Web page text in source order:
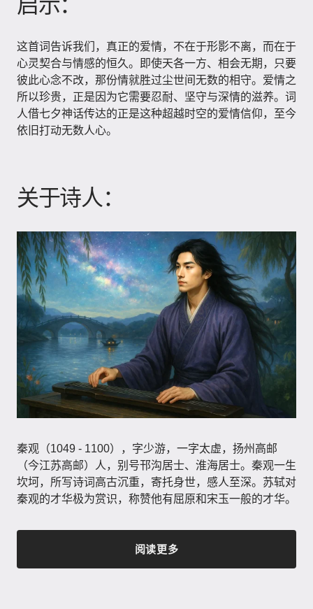
这首词告诉我们，真正的爱情，不在于形影不离，而在于
心灵契合与情感的恒久。即使天各一方、相会无期，只要
彼此心念不改，那份情就胜过尘世间无数的相守。爱情之
所以珍贵，正是因为它需要忍耐、坚守与深情的滋养。词
人借七夕神话传达的正是这种超越时空的爱情信仰，至今
依旧打动无数人心。
关于诗人：
秦观（1049 - 1100），字少游，一字太虚，扬州高邮
（今江苏高邮）人，别号邗沟居士、淮海居士。秦观一生
坎坷，所写诗词高古沉重，寄托身世，感人至深。苏轼对
秦观的才华极为赏识，称赞他有屈原和宋玉一般的才华。
阅读更多